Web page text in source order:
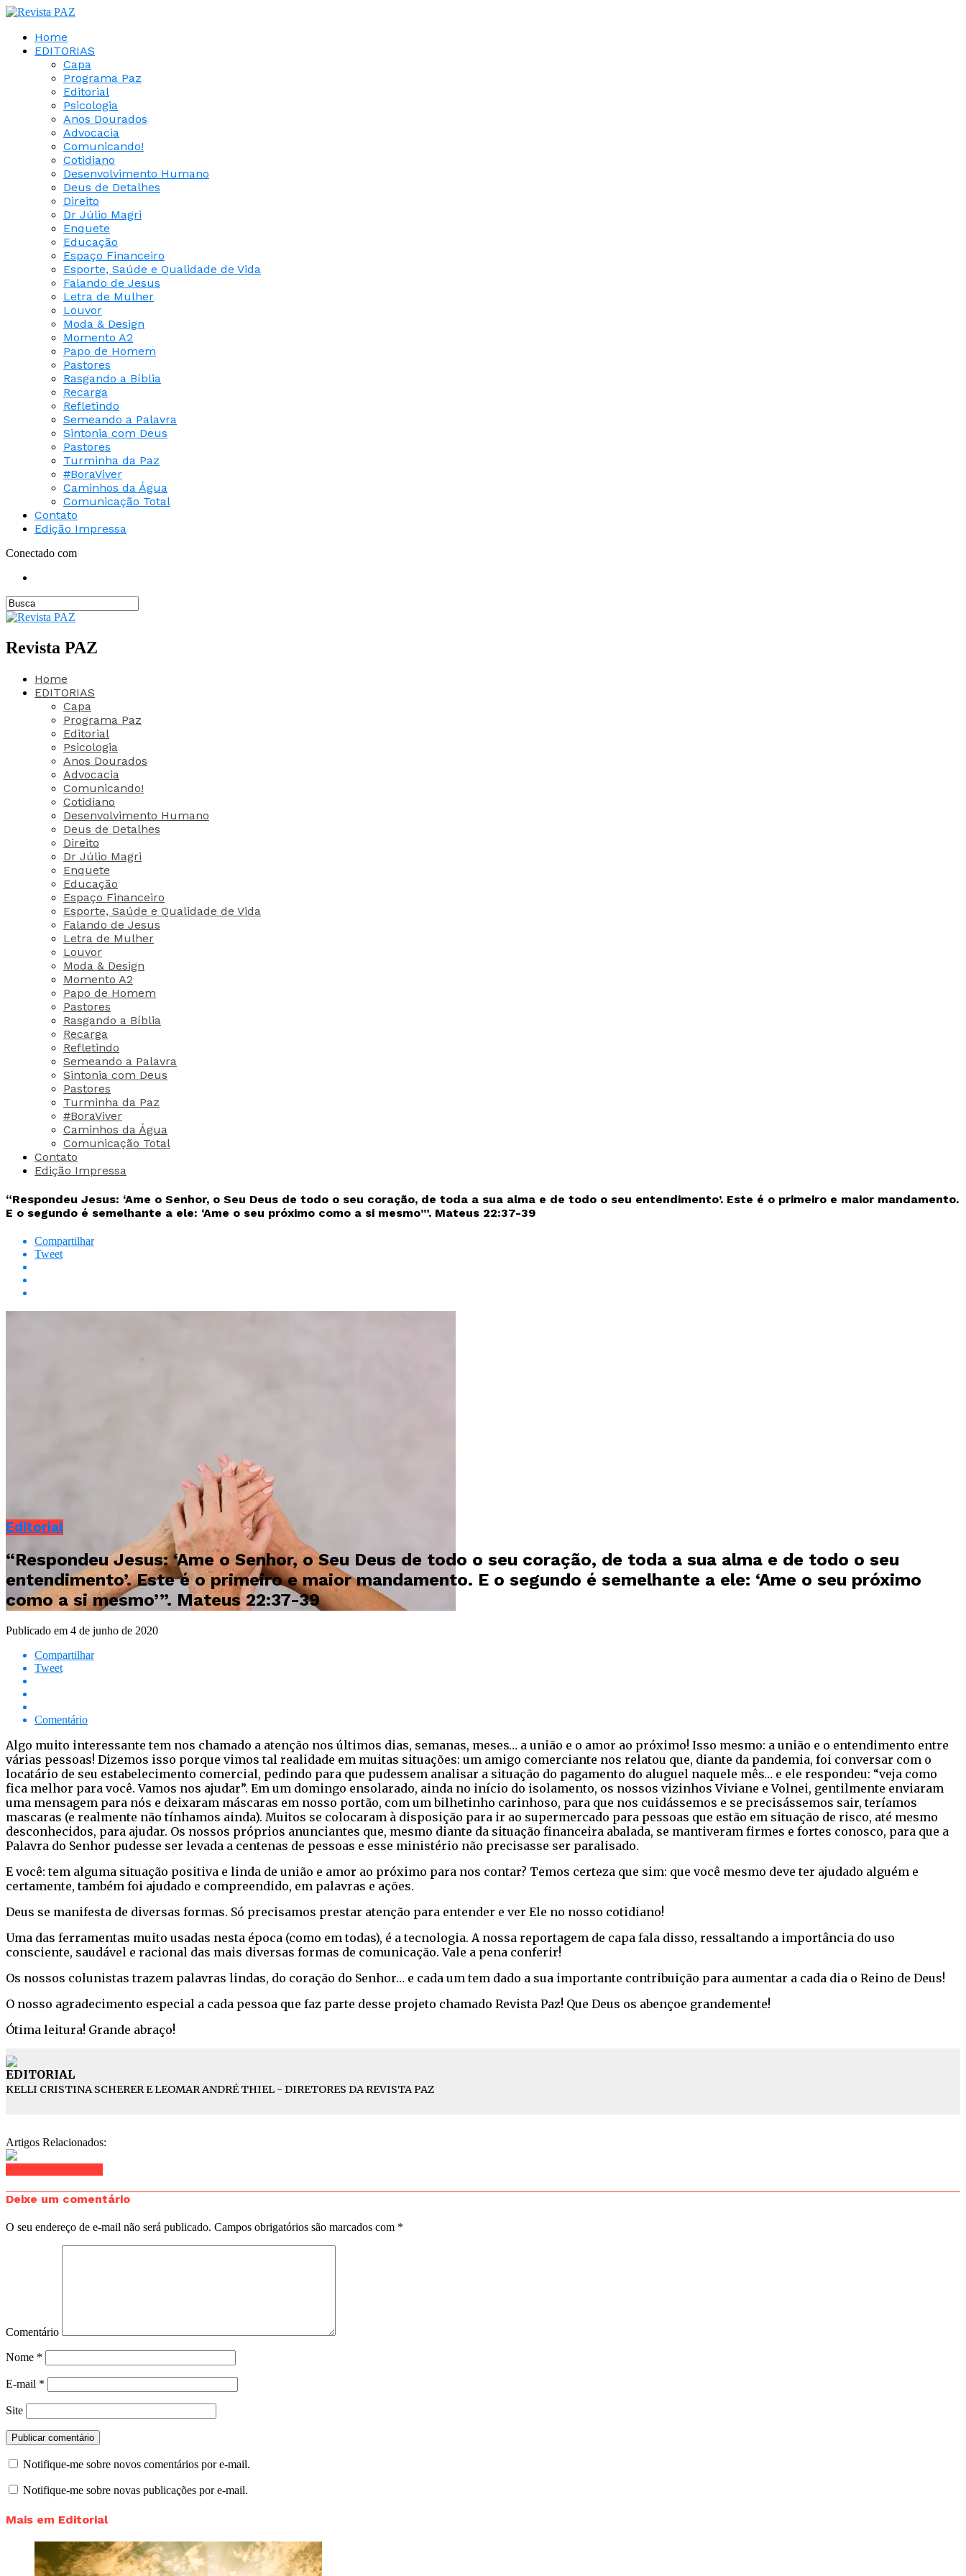
Home
EDITORIAS
Capa
Programa Paz
Editorial
Psicologia
Anos Dourados
Advocacia
Comunicando!
Cotidiano
Desenvolvimento Humano
Deus de Detalhes
Direito
Dr Júlio Magri
Enquete
Educação
Espaço Financeiro
Esporte, Saúde e Qualidade de Vida
Falando de Jesus
Letra de Mulher
Louvor
Moda & Design
Momento A2
Papo de Homem
Pastores
Rasgando a Bíblia
Recarga
Refletindo
Semeando a Palavra
Sintonia com Deus
Pastores
Turminha da Paz
#BoraViver
Caminhos da Água
Comunicação Total
Contato
Edição Impressa
Conectado com
Revista PAZ
Home
EDITORIAS
Capa
Programa Paz
Editorial
Psicologia
Anos Dourados
Advocacia
Comunicando!
Cotidiano
Desenvolvimento Humano
Deus de Detalhes
Direito
Dr Júlio Magri
Enquete
Educação
Espaço Financeiro
Esporte, Saúde e Qualidade de Vida
Falando de Jesus
Letra de Mulher
Louvor
Moda & Design
Momento A2
Papo de Homem
Pastores
Rasgando a Bíblia
Recarga
Refletindo
Semeando a Palavra
Sintonia com Deus
Pastores
Turminha da Paz
#BoraViver
Caminhos da Água
Comunicação Total
Contato
Edição Impressa
“Respondeu Jesus: ‘Ame o Senhor, o Seu Deus de todo o seu coração, de toda a sua alma e de todo o seu entendimento’. Este é o primeiro e maior mandamento.
E o segundo é semelhante a ele: ‘Ame o seu próximo como a si mesmo’”. Mateus 22:37-39
Compartilhar
Tweet
Editorial
“Respondeu Jesus: ‘Ame o Senhor, o Seu Deus de todo o seu coração, de toda a sua alma e de todo o seu
entendimento’. Este é o primeiro e maior mandamento. E o segundo é semelhante a ele: ‘Ame o seu próximo
como a si mesmo’”. Mateus 22:37-39
Publicado em 4 de junho de 2020
Compartilhar
Tweet
Comentário
Algo muito interessante tem nos chamado a atenção nos últimos dias, semanas, meses… a união e o amor ao próximo! Isso mesmo: a união e o entendimento entre
várias pessoas! Dizemos isso porque vimos tal realidade em muitas situações: um amigo comerciante nos relatou que, diante da pandemia, foi conversar com o
locatário de seu estabelecimento comercial, pedindo para que pudessem analisar a situação do pagamento do aluguel naquele mês… e ele respondeu: “veja como
fica melhor para você. Vamos nos ajudar”. Em um domingo ensolarado, ainda no início do isolamento, os nossos vizinhos Viviane e Volnei, gentilmente enviaram
uma mensagem para nós e deixaram máscaras em nosso portão, com um bilhetinho carinhoso, para que nos cuidássemos e se precisássemos sair, teríamos
mascaras (e realmente não tínhamos ainda). Muitos se colocaram à disposição para ir ao supermercado para pessoas que estão em situação de risco, até mesmo
desconhecidos, para ajudar. Os nossos próprios anunciantes que, mesmo diante da situação financeira abalada, se mantiveram firmes e fortes conosco, para que a
Palavra do Senhor pudesse ser levada a centenas de pessoas e esse ministério não precisasse ser paralisado.
E você: tem alguma situação positiva e linda de união e amor ao próximo para nos contar? Temos certeza que sim: que você mesmo deve ter ajudado alguém e
certamente, também foi ajudado e compreendido, em palavras e ações.
Deus se manifesta de diversas formas. Só precisamos prestar atenção para entender e ver Ele no nosso cotidiano!
Uma das ferramentas muito usadas nesta época (como em todas), é a tecnologia. A nossa reportagem de capa fala disso, ressaltando a importância do uso
consciente, saudável e racional das mais diversas formas de comunicação. Vale a pena conferir!
Os nossos colunistas trazem palavras lindas, do coração do Senhor… e cada um tem dado a sua importante contribuição para aumentar a cada dia o Reino de Deus!
O nosso agradecimento especial a cada pessoa que faz parte desse projeto chamado Revista Paz! Que Deus os abençoe grandemente!
Ótima leitura! Grande abraço!
EDITORIAL
KELLI CRISTINA SCHERER E LEOMAR ANDRÉ THIEL - DIRETORES DA REVISTA PAZ
Artigos Relacionados:
Deixe um comentário
O seu endereço de e-mail não será publicado. Campos obrigatórios são marcados com *
Comentário
Nome *
E-mail *
Site
Notifique-me sobre novos comentários por e-mail.
Notifique-me sobre novas publicações por e-mail.
Mais em Editorial